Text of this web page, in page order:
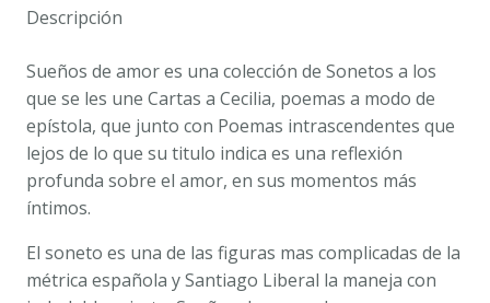
cantidad
Descripción
Sueños de amor es una colección de Sonetos a los
que se les une Cartas a Cecilia, poemas a modo de
epístola, que junto con Poemas intrascendentes que
lejos de lo que su titulo indica es una reflexión
profunda sobre el amor, en sus momentos más
íntimos.
El soneto es una de las figuras mas complicadas de la
métrica española y Santiago Liberal la maneja con